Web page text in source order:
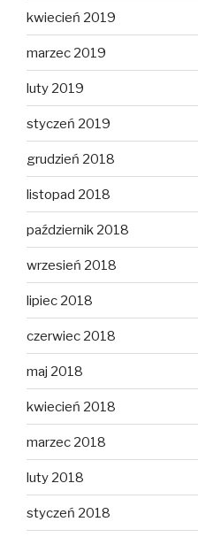
kwiecień 2019
marzec 2019
luty 2019
styczeń 2019
grudzień 2018
listopad 2018
październik 2018
wrzesień 2018
lipiec 2018
czerwiec 2018
maj 2018
kwiecień 2018
marzec 2018
luty 2018
styczeń 2018